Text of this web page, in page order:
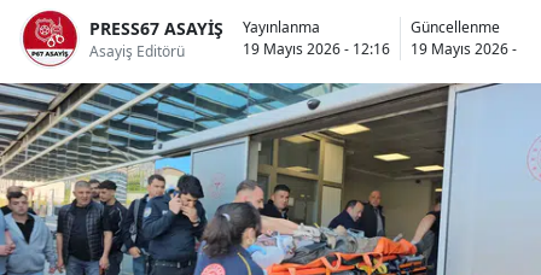
PRESS67 ASAYİŞ
Asayiş Editörü
Yayınlanma
19 Mayıs 2026 - 12:16
Güncellenme
19 Mayıs 2026 -